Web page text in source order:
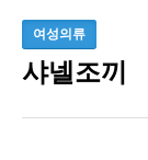
여성의류
샤넬조끼